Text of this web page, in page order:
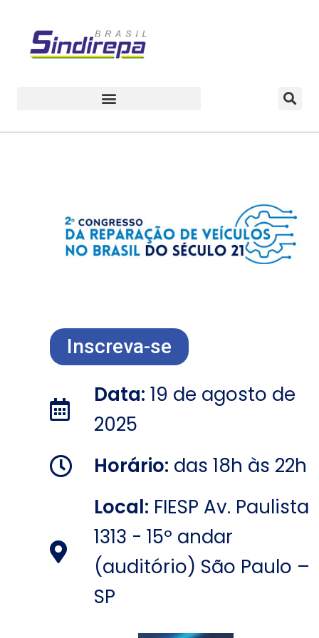
Inscreva-se
Data: 19 de agosto de
2025
Horário: das 18h às 22h
Local: FIESP Av. Paulista
1313 - 15º andar
(auditório) São Paulo –
SP